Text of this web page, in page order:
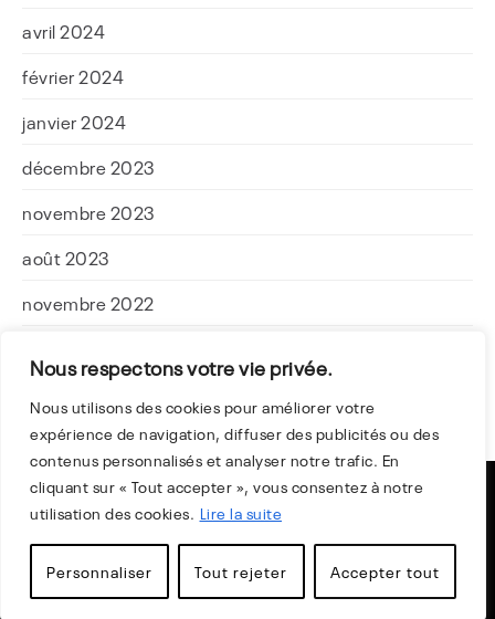
Nous respectons votre vie privée.
Nous utilisons des cookies pour améliorer votre
expérience de navigation, diffuser des publicités ou des
contenus personnalisés et analyser notre trafic. En
cliquant sur « Tout accepter », vous consentez à notre
utilisation des cookies. Lire la suite
Personnaliser Tout rejeter Accepter tout
avril 2024
février 2024
janvier 2024
décembre 2023
novembre 2023
août 2023
novembre 2022
février 2022
©The Auto Atlas 2025
Mentions Légales